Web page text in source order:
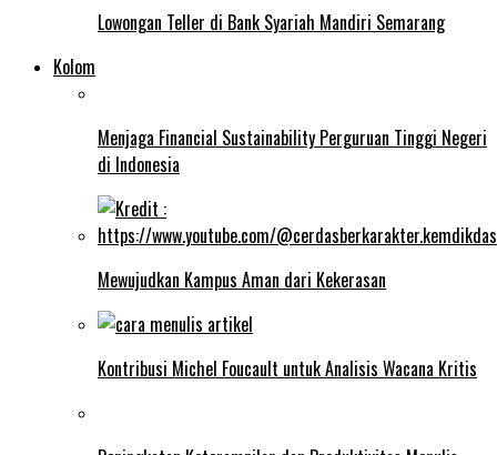
Lowongan Teller di Bank Syariah Mandiri Semarang
Kolom
Menjaga Financial Sustainability Perguruan Tinggi Negeri
di Indonesia
Mewujudkan Kampus Aman dari Kekerasan
Kontribusi Michel Foucault untuk Analisis Wacana Kritis